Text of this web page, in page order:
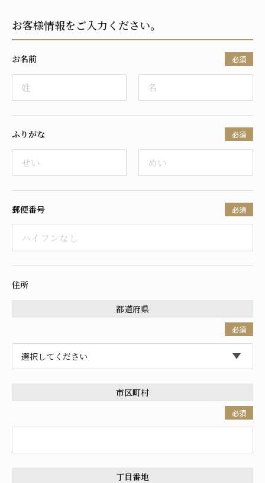
ご入居までの流れ
介護保険の仕組み
FAQ
運営会社
プライバシーポリシー
採用情報
お客様情報をご入力ください。
お名前 必須
ふりがな 必須
郵便番号 必須
住所
都道府県
必須
市区町村
必須
丁目番地